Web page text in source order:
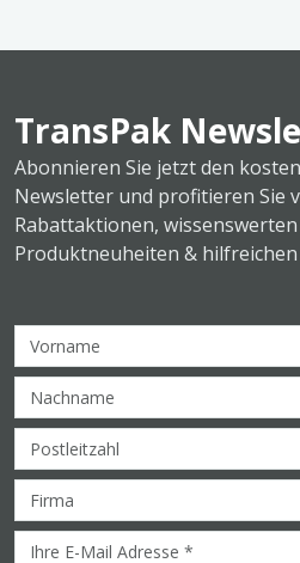
TransPak
Abonnieren Sie jetzt den
Newsletter und profitieren Sie
Rabattaktionen,
Produktneuheiten &